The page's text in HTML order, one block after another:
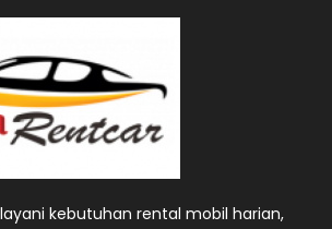
kebutuhan rental mobil harian,